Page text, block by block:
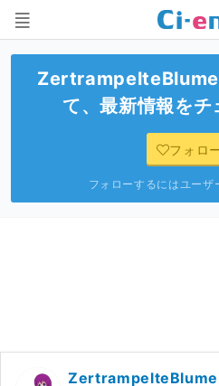
ZertrampelteBlume
て、最新情報をチ
フォロ
フォローするにはユーザ
ZertrampelteBlume